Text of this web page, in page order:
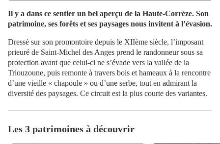
Il y a dans ce sentier un bel aperçu de la Haute-Corrèze. Son
patrimoine, ses forêts et ses paysages nous invitent à l’évasion.
Dressé sur son promontoire depuis le XIIème siècle, l’imposant
prieuré de Saint-Michel des Anges prend le randonneur sous sa
protection avant que celui-ci ne s’évade vers la vallée de la
Triouzoune, puis remonte à travers bois et hameaux à la rencontre
d’une vieille « chapoule » ou d’une serbe, tout en admirant la
diversité des paysages. Ce circuit est la plus courte des variantes.
Les 3 patrimoines à découvrir